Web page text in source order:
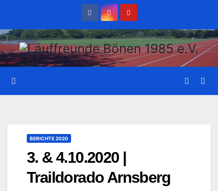
wechseln
BERICHTE 2020
3. & 4.10.2020 |
Traildorado Arnsberg